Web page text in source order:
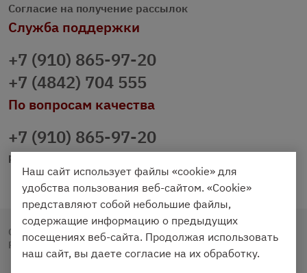
Согласие на получение рассылок
Служба поддержки
+7 (910) 865-97-20
+7 (4842) 704 555
По вопросам качества
+7 (910) 865-97-20
prazdnichniy40@palmi.ru
Copyright © 2020 - 2026. Праздничный Стол.
Разработка и продвижение - Vegas Studio
Наш сайт использует файлы «cookie» для
удобства пользования веб-сайтом. «Cookie»
представляют собой небольшие файлы,
содержащие информацию о предыдущих
посещениях веб-сайта. Продолжая использовать
наш сайт, вы даете согласие на их обработку.